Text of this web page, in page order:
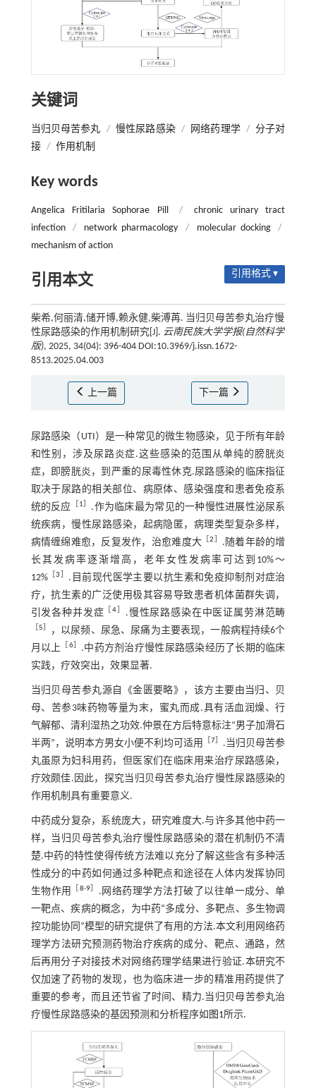
关键词
当归贝母苦参丸 / 慢性尿路感染 / 网络药理学 / 分子对
接 / 作用机制
Key words
Angelica Fritilaria Sophorae Pill /
chronic urinary tract
infection
/ network pharmacology / molecular docking
/
mechanism of action
引用本文 引用格式 ▾
柴希,何丽清,储开博,赖永健,柴溥苒. 当归贝母苦参丸治疗慢
性尿路感染的作用机制研究[J]. 云南民族大学学报(自然科学
版), 2025, 34(04): 396-404 DOI:10.3969/j.issn.1672-
8513.2025.04.003
上一篇 下一篇
尿路感染（UTI）是一种常见的微生物感染，见于所有年龄
和性别，涉及尿路炎症.这些感染的范围从单纯的膀胱炎
症，即膀胱炎，到严重的尿毒性休克.尿路感染的临床指征
取决于尿路的相关部位、病原体、感染强度和患者免疫系
统的反应
1
.作为临床最为常见的一种慢性进展性泌尿系
统疾病，慢性尿路感染，起病隐匿，病理类型复杂多样，
病情缠绵难愈，反复发作，治愈难度大 ［2
.随着年龄的增
长其发病率逐渐增高，老年女性发病率可达到10%～
12% ［3
.目前现代医学主要以抗生素和免疫抑制剂对症治
疗，抗生素的广泛使用极其容易导致患者机体菌群失调，
引发各种并发症
［4 .慢性尿路感染在中医证属劳淋范畴
5
，以尿频、尿急、尿痛为主要表现，一般病程持续6个
月以上
6］ .中药方剂治疗慢性尿路感染经历了长期的临床
实践，疗效突出，效果显著.
当归贝母苦参丸源自《金匮要略》，该方主要由当归、贝
母、苦参3味药物等量为末，蜜丸而成.具有活血润燥、行
气解郁、清利湿热之功效.仲景在方后特意标注“男子加滑石
半两”，说明本方男女小便不利均可适用
［7
.当归贝母苦参
丸虽原为妇科用药，但医家们在临床用来治疗尿路感染，
疗效颇佳.因此，探究当归贝母苦参丸治疗慢性尿路感染的
作用机制具有重要意义.
中药成分复杂，系统庞大，研究难度大.与许多其他中药一
样，当归贝母苦参丸治疗慢性尿路感染的潜在机制仍不清
楚.中药的特性使得传统方法难以充分了解这些含有多种活
性成分的中药如何通过多种靶点和途径在人体内发挥协同
生物作用
8-9］ .网络药理学方法打破了以往单一成分、单
一靶点、疾病的概念，为中药“多成分、多靶点、多生物调
控功能协同”模型的研究提供了有用的方法.本文利用网络药
理学方法研究预测药物治疗疾病的成分、靶点、通路，然
后再用分子对接技术对网络药理学结果进行验证.本研究不
仅加速了药物的发现，也为临床进一步的精准用药提供了
重要的参考，而且还节省了时间、精力.当归贝母苦参丸治
疗慢性尿路感染的基因预测和分析程序如 图1所示.